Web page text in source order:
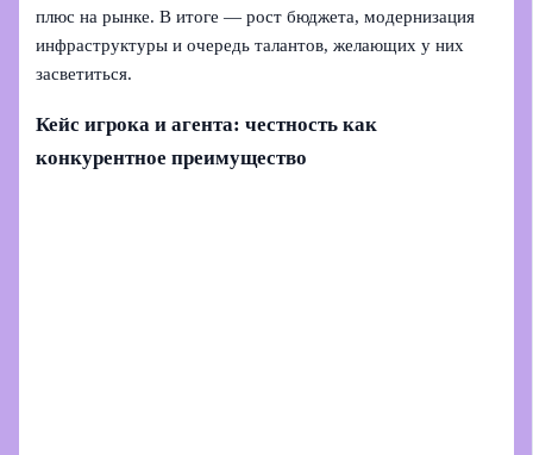
плюс на рынке. В итоге — рост бюджета, модернизация
инфраструктуры и очередь талантов, желающих у них
засветиться.
Кейс игрока и агента: честность как
конкурентное преимущество